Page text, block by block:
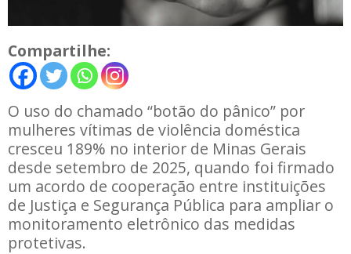
Compartilhe:
O uso do chamado “botão do pânico” por
mulheres vítimas de violência doméstica
cresceu 189% no interior de Minas Gerais
desde setembro de 2025, quando foi firmado
um acordo de cooperação entre instituições
de Justiça e Segurança Pública para ampliar o
monitoramento eletrônico das medidas
protetivas.